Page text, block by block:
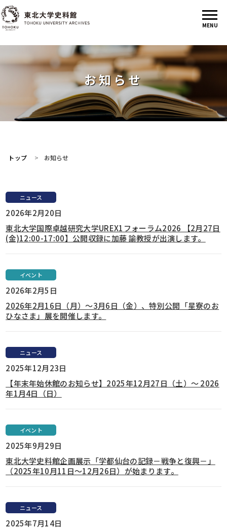
お知らせ
トップ お知らせ
ニュース
2026年2月20日
東北大学国際卓越研究大学UREX1フォーラム2026 【2月27日
(金)12:00-17:00】公開収録に加藤 諭教授が出演します。
イベント
2026年2月5日
2026年2月16日（月）～3月6日（金）、特別公開「星寮のお
ひなさま」展を開催します。
ニュース
2025年12月23日
【年末年始休館のお知らせ】2025年12月27日（土）～ 2026
年1月4日（日）
イベント
2025年9月29日
東北大学史料館企画展示「学都仙台の記録－戦争と復興－」
（2025年10月11日～12月26日）が始まります。
ニュース
2025年7月14日